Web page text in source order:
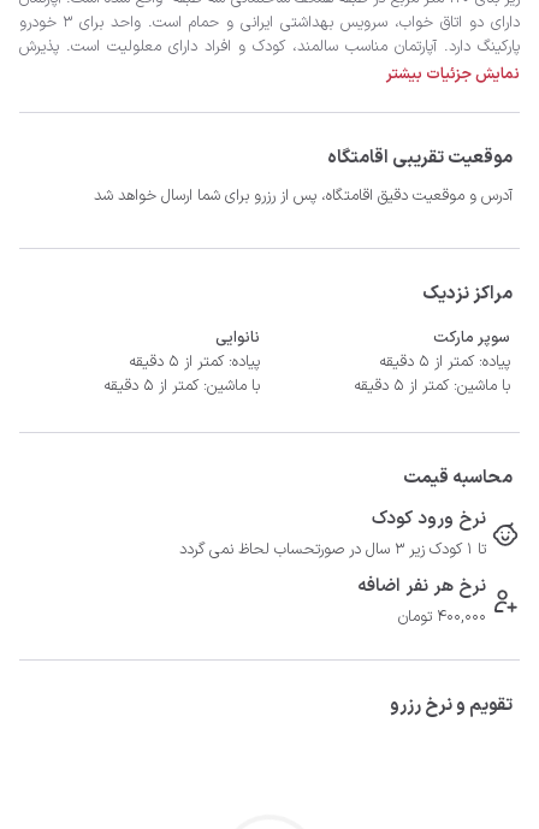
نمایش جزئیات بیشتر
موقعیت تقریبی اقامتگاه
آدرس و موقعیت دقیق اقامتگاه، پس از رزرو برای شما ارسال خواهد شد
مراکز نزدیک
سوپر مارکت
پیاده: کمتر از 5 دقیقه
با ماشین: کمتر از 5 دقیقه
نانوایی
پیاده: کمتر از 5 دقیقه
با ماشین: کمتر از 5 دقیقه
محاسبه قیمت
نرخ ورود کودک
تا 1 کودک زیر 3 سال در صورتحساب لحاظ نمی گردد
نرخ هر نفر اضافه
400,000 تومان
تقویم و نرخ رزرو